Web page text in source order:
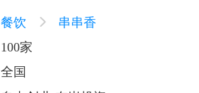
餐饮  串串香
100家
全国